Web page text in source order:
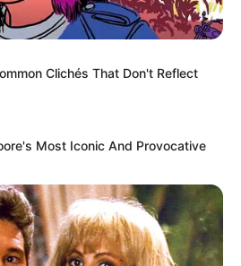
Clichés That Don't Reflect
Most Iconic And Provocative